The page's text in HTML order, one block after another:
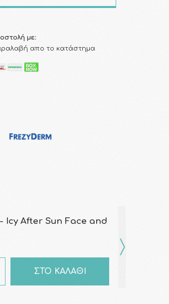
με:
απο το κατάστημα
- Icy After Sun Face and
ΣΤΟ ΚΑΛΑΘΙ